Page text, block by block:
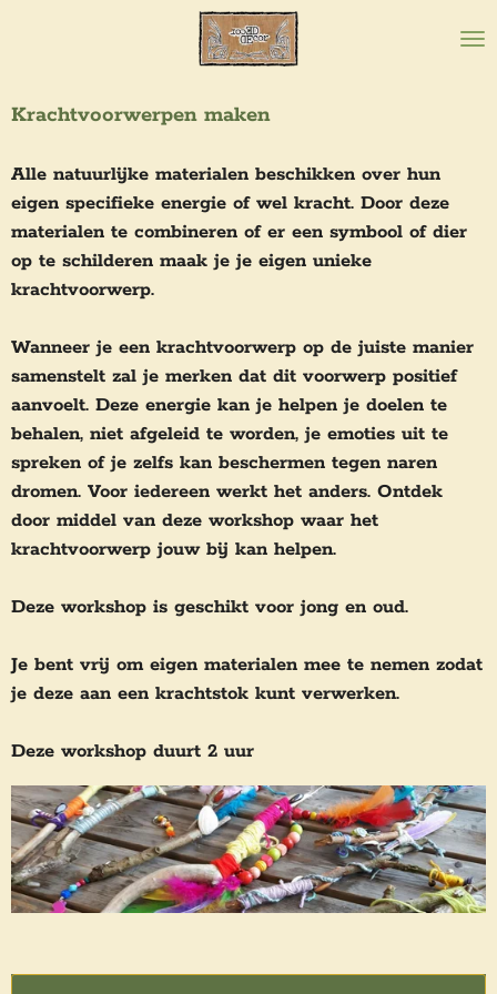
hoofdinhoud
Krachtvoorwerpen maken
Alle natuurlijke materialen beschikken over hun
eigen specifieke energie of wel kracht. Door deze
materialen te combineren of er een symbool of dier
op te schilderen maak je je eigen unieke
krachtvoorwerp.
Wanneer je een krachtvoorwerp op de juiste manier
samenstelt zal je merken dat dit voorwerp positief
aanvoelt. Deze energie kan je helpen je doelen te
behalen, niet afgeleid te worden, je emoties uit te
spreken of je zelfs kan beschermen tegen naren
dromen. Voor iedereen werkt het anders. Ontdek
door middel van deze workshop waar het
krachtvoorwerp jouw bij kan helpen.
Deze workshop is geschikt voor jong en oud.
Je bent vrij om eigen materialen mee te nemen zodat
je deze aan een krachtstok kunt verwerken.
Deze workshop duurt 2 uur